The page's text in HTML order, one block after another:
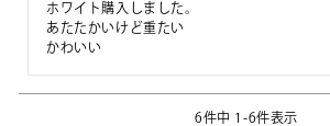
ホワイト購入しました。
あたたかいけど重たい
かわいい
6件中 1 -6件表示